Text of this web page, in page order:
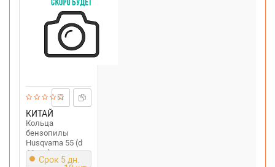
КИТАЙ
Кольца
бензопилы
Husqvarna 55 (d
46mm)
Срок 5 дн.